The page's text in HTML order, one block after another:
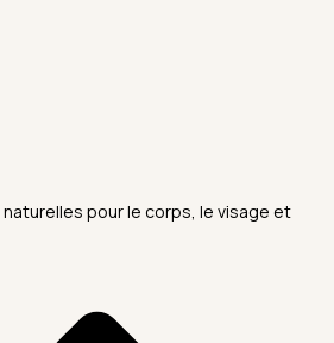
pour le corps, le visage et